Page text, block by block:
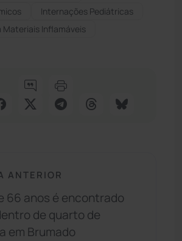
Internações Pediátricas
Materiais Inflamáveis
ANTERIOR
66 anos é encontrado
de quarto de
em Brumado